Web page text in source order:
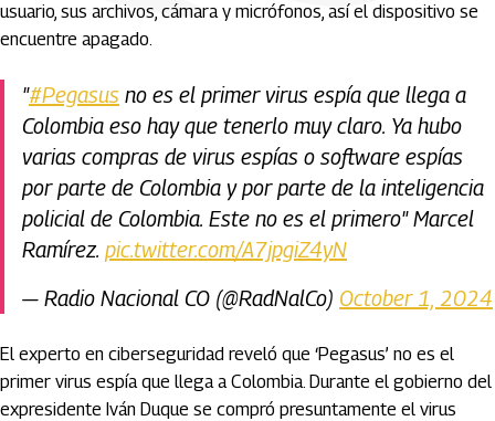
usuario, sus archivos, cámara y micrófonos, así el dispositivo se
encuentre apagado.
"#Pegasus no es el primer virus espía que llega a
Colombia eso hay que tenerlo muy claro. Ya hubo
varias compras de virus espías o software espías
por parte de Colombia y por parte de la inteligencia
policial de Colombia. Este no es el primero" Marcel
Ramírez. pic.twitter.com/A7jpgiZ4yN
— Radio Nacional CO (@RadNalCo) October 1, 2024
El experto en ciberseguridad reveló que ‘Pegasus’ no es el
primer virus espía que llega a Colombia. Durante el gobierno del
expresidente Iván Duque se compró presuntamente el virus